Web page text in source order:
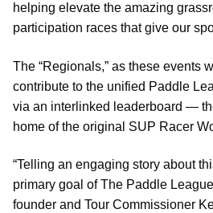
helping elevate the amazing
participation races that give our
The “Regionals,” as these events
contribute to the unified Paddle
via an interlinked leaderboard —
home of the original SUP Racer
“Telling an engaging story about
primary goal of The Paddle
founder and Tour Commissioner